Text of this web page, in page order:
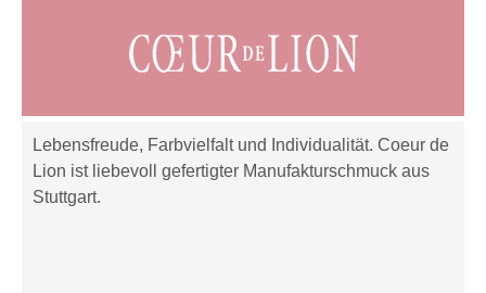
Lebensfreude, Farbvielfalt und Individualität. Coeur de
Lion ist liebevoll gefertigter Manufakturschmuck aus
Stuttgart.